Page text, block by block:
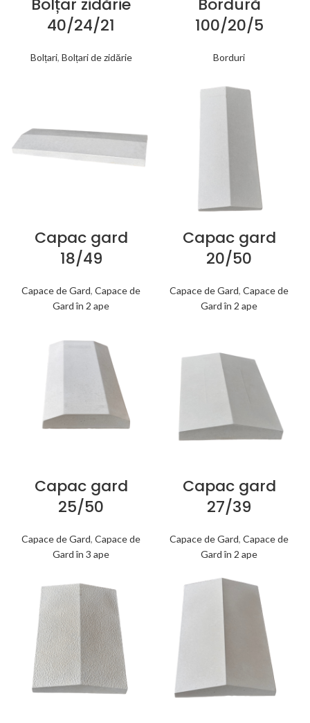
Bolțar zidărie
40/24/21
Bolțari, Bolțari de zidărie
Bordură
100/20/5
Borduri
Capac gard
18/49
Capace de Gard, Capace de
Gard în 2 ape
Capac gard
20/50
Capace de Gard, Capace de
Gard în 2 ape
Capac gard
25/50
Capace de Gard, Capace de
Gard în 3 ape
Capac gard
27/39
Capace de Gard, Capace de
Gard în 2 ape